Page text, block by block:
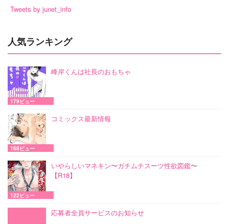
Tweets by junet_info
人気ランキング
峰岸くんは社長のおもちゃ
179ビュー
コミックス最新情報
168ビュー
いやらしいマネキン〜ガチムチスーツ性欲図鑑〜
【R18】
122ビュー
応募者全員サービスのお知らせ